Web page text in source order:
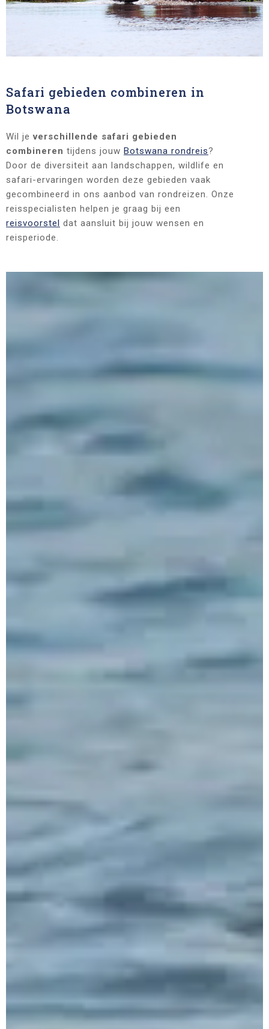
Safari gebieden combineren in
Botswana
Wil jeverschillende safari gebieden
combineren tijdens jouw Botswana rondreis?
Door de diversiteit aan landschappen, wildlife en
safari-ervaringen worden deze gebieden vaak
gecombineerd in ons aanbod van rondreizen. Onze
reisspecialisten helpen je graag bij een
reisvoorstel dat aansluit bij jouw wensen en
reisperiode.